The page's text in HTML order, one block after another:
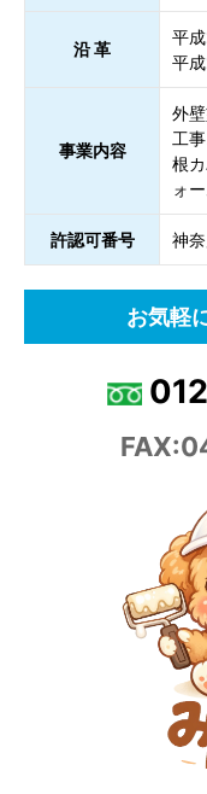
沿 革
平
平
事業内容
外
工
根
ォ
許認可番号 神
お気軽